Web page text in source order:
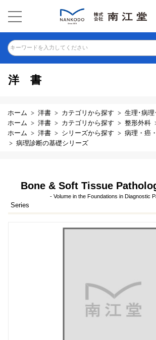
キーワードを入力してください
洋書
ホーム 洋書 カテゴリから探す 生理･病理
ホーム
洋書 カテゴリから探す 整形外科
ホーム
洋書 シリーズから探す
病理・癌
病理診断の基礎シリーズ
Bone & Soft Tissue
- Volume in the Foundations in Diagnostic
Series